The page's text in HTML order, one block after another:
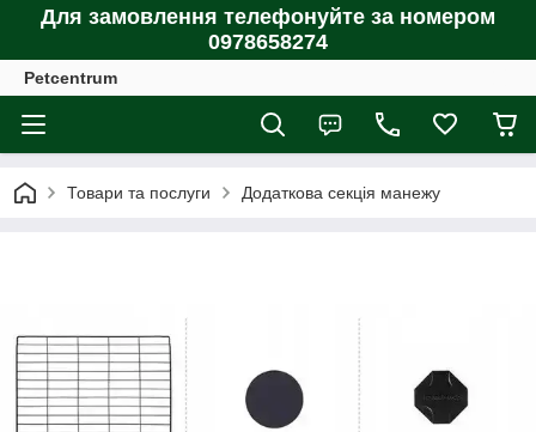
Для замовлення телефонуйте за номером
0978658274
Petcentrum
Товари та послуги Додаткова секція манежу